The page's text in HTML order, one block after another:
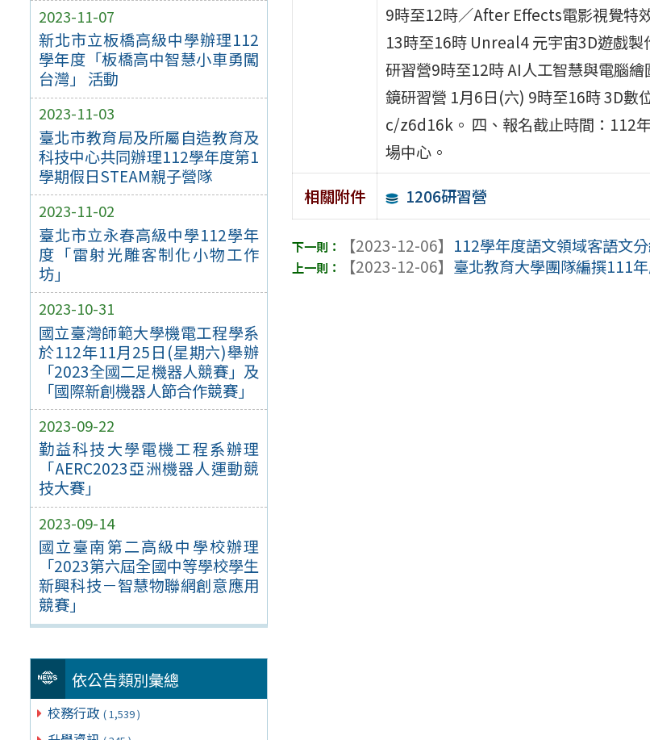
2023-11-07
新北市立板橋高級中學辦理112
學年度「板橋高中智慧小車勇闖
台灣」 活動
2023-11-03
臺北市教育局及所屬自造教育及
科技中心共同辦理112學年度第1
學期假日STEAM親子營隊
2023-11-02
臺北市立永春高級中學112學年
度「雷射光雕客制化小物工作
坊」
2023-10-31
國立臺灣師範大學機電工程學系
於112年11月25日(星期六)舉辦
「2023全國二足機器人競賽」及
「國際新創機器人節合作競賽」
2023-09-22
勤益科技大學電機工程系辦理
「AERC2023亞洲機器人運動競
技大賽」
2023-09-14
國立臺南第二高級中學校辦理
「2023第六屆全國中等學校學生
新興科技－智慧物聯網創意應用
競賽」
依公告類別彙總
校務行政 ( 1,539 )
9時至12時／After Effects電影視覺特
13時至16時 Unreal4 元宇宙3D遊戲
研習營9時至12時 AI人工智慧與電腦
鏡研習營 1月6日(六) 9時至16時 3D
c/z6d16k。 四、報名截止時間：112
場中心。
相關附件
1206研習營
【2023-12-06】 112學年度語文領域客語文
【2023-12-06】 臺北教育大學團隊編撰111